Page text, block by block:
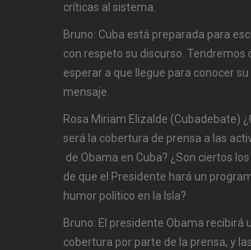
críticas al sistema.
Bruno: Cuba está preparada para
con respeto su discurso. Tendremos
esperar a que llegue para conocer su
mensaje.
Rosa Miriam Elizalde (Cubadebate)
será la cobertura de prensa a las
de Obama en Cuba? ¿Son ciertos
de que el Presidente hará un
humor político en la Isla?
Bruno: El presidente Obama recibirá
cobertura por parte de la prensa, y las